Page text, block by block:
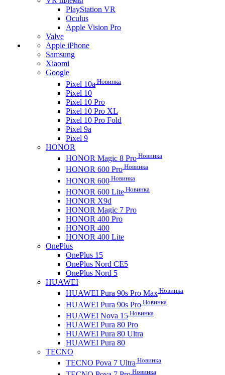
PlayStation VR
Oculus
Apple Vision Pro
Valve
Apple iPhone
Samsung
Xiaomi
Google
Pixel 10a Новинка
Pixel 10
Pixel 10 Pro
Pixel 10 Pro XL
Pixel 10 Pro Fold
Pixel 9a
Pixel 9
HONOR
HONOR Magic 8 Pro Новинка
HONOR 600 Pro Новинка
HONOR 600 Новинка
HONOR 600 Lite Новинка
HONOR X9d
HONOR Magic 7 Pro
HONOR 400 Pro
HONOR 400
HONOR 400 Lite
OnePlus
OnePlus 15
OnePlus Nord CE5
OnePlus Nord 5
HUAWEI
HUAWEI Pura 90s Pro Max Новинка
HUAWEI Pura 90s Pro Новинка
HUAWEI Nova 15 Новинка
HUAWEI Pura 80 Pro
HUAWEI Pura 80 Ultra
HUAWEI Pura 80
TECNO
TECNO Pova 7 Ultra Новинка
Новинка